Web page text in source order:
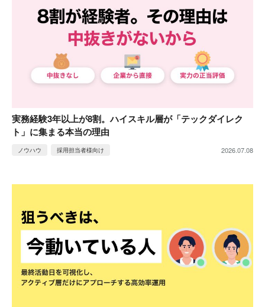
実務経験3年以上が8割。ハイスキル層が「テックダイレク
ト」に集まる本当の理由
ノウハウ 採用担当者様向け 2026.07.08